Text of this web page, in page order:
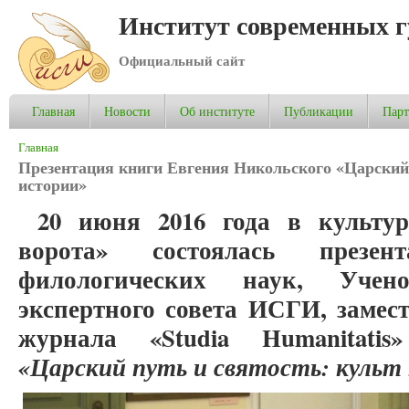
Институт современных
Официальный сайт
Главная Новости Об институте Публикации
Вы здесь
Главная
Презентация книги Евгения Никольского
истории»
20 июня 2016 года в
ворота» состоялась
филологических наук,
экспертного совета ИСГИ,
журнала «Studia
«Царский путь и святость: